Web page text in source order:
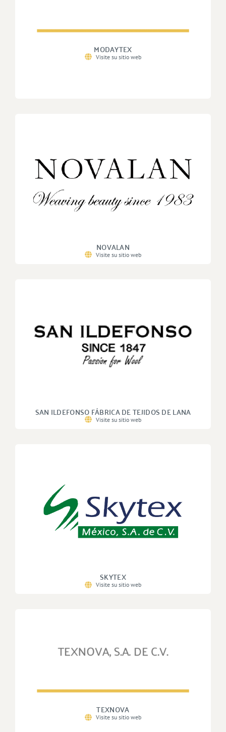
MODAYTEX
Visite su sitio web
NOVALAN
Visite su sitio web
SAN ILDEFONSO FÁBRICA DE TEJIDOS DE LANA
Visite su sitio web
SKYTEX
Visite su sitio web
TEXNOVA
Visite su sitio web